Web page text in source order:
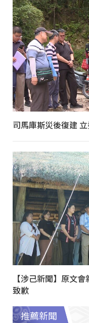
司馬庫斯災後復建
【涉己新聞】原文
致歉
推薦新聞